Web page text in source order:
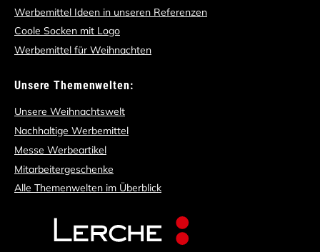
Werbemittel Ideen in unseren Referenzen
Coole Socken mit Logo
Werbemittel für Weihnachten
Unsere Themenwelten:
Unsere Weihnachtswelt
Nachhaltige Werbemittel
Messe Werbeartikel
Mitarbeitergeschenke
Alle Themenwelten im Überblick